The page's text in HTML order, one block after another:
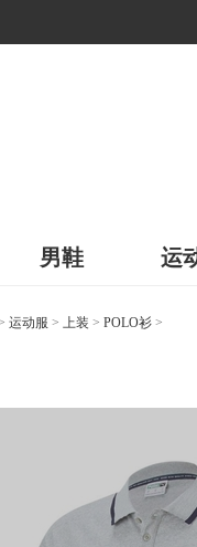
男鞋 运
运动服 > 上装 > POLO衫 >